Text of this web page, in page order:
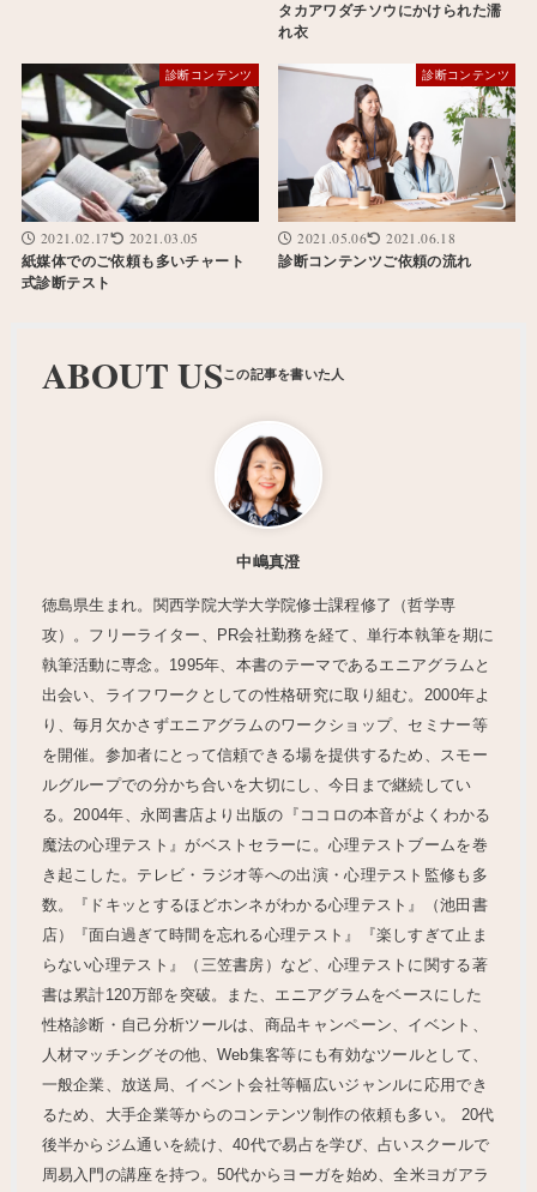
タカアワダチソウにかけられた濡
れ衣
診断コンテンツ
2021.02.17 2021.03.05
紙媒体でのご依頼も多いチャート
式診断テスト
診断コンテンツ
2021.05.06 2021.06.18
診断コンテンツご依頼の流れ
ABOUT US
中嶋真澄
徳島県生まれ。関西学院大学大学院修士課程修了（哲学専
攻）。フリーライター、PR会社勤務を経て、単行本執筆を期に
執筆活動に専念。1995年、本書のテーマであるエニアグラムと
出会い、ライフワークとしての性格研究に取り組む。2000年よ
り、毎月欠かさずエニアグラムのワークショップ、セミナー等
を開催。参加者にとって信頼できる場を提供するため、スモー
ルグループでの分かち合いを大切にし、今日まで継続してい
る。2004年、永岡書店より出版の『ココロの本音がよくわかる
魔法の心理テスト』がベストセラーに。心理テストブームを巻
き起こした。テレビ・ラジオ等への出演・心理テスト監修も多
数。『ドキッとするほどホンネがわかる心理テスト』（池田書
店）『面白過ぎて時間を忘れる心理テスト』『楽しすぎて止ま
らない心理テスト』（三笠書房）など、心理テストに関する著
書は累計120万部を突破。また、エニアグラムをベースにした
性格診断・自己分析ツールは、商品キャンペーン、イベント、
人材マッチングその他、Web集客等にも有効なツールとして、
一般企業、放送局、イベント会社等幅広いジャンルに応用でき
るため、大手企業等からのコンテンツ制作の依頼も多い。 20代
後半からジム通いを続け、40代で易占を学び、占いスクールで
周易入門の講座を持つ。50代からヨーガを始め、全米ヨガアラ